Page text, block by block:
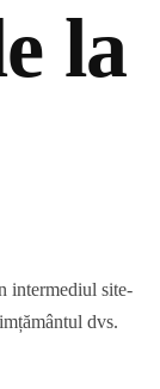
la
intermediul site-
dvs.